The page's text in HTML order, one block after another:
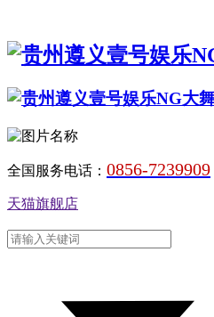
全国服务电话： 0856-7239909
天猫旗舰店